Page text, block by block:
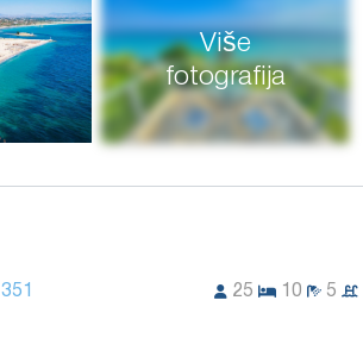
Više
fotografija
351 25 10 5